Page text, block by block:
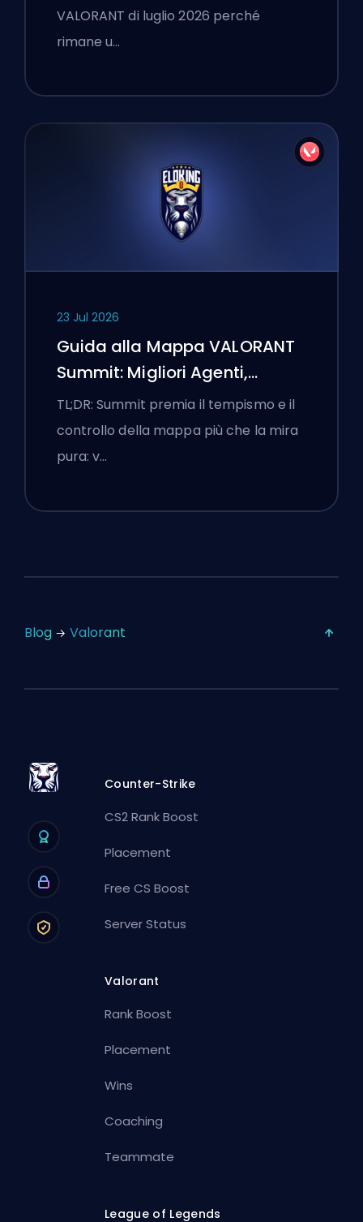
VALORANT di luglio 2026 perché
rimane u…
23 Jul 2026
Guida alla Mappa VALORANT
Summit: Migliori Agenti,
Chiamate e Fumogeni
TL;DR: Summit premia il tempismo e il
controllo della mappa più che la mira
pura: v…
Blog Valorant
Counter-Strike
CS2 Rank Boost
Placement
Free CS Boost
Server Status
Valorant
Rank Boost
Placement
Wins
Coaching
Teammate
League of Legends